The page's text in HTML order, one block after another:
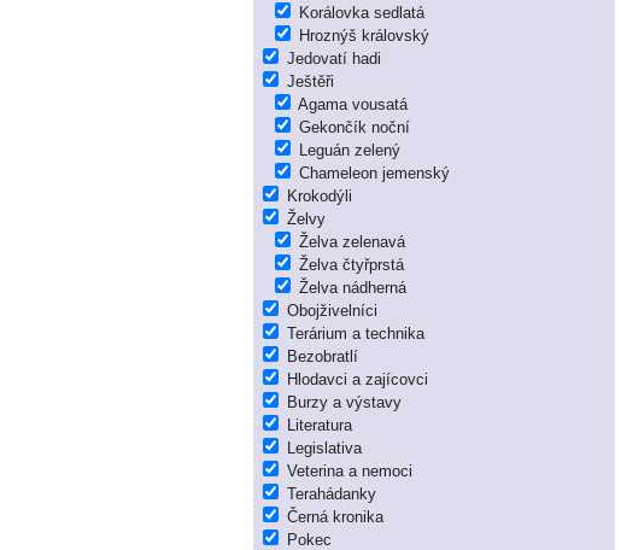
Korálovka sedlatá
Hroznýš královský
Jedovatí hadi
Ještěři
Agama vousatá
Gekončík noční
Leguán zelený
Chameleon jemenský
Krokodýli
Želvy
Želva zelenavá
Želva čtyřprstá
Želva nádherná
Obojživelníci
Terárium a technika
Bezobratlí
Hlodavci a zajícovci
Burzy a výstavy
Literatura
Legislativa
Veterina a nemoci
Terahádanky
Černá kronika
Pokec